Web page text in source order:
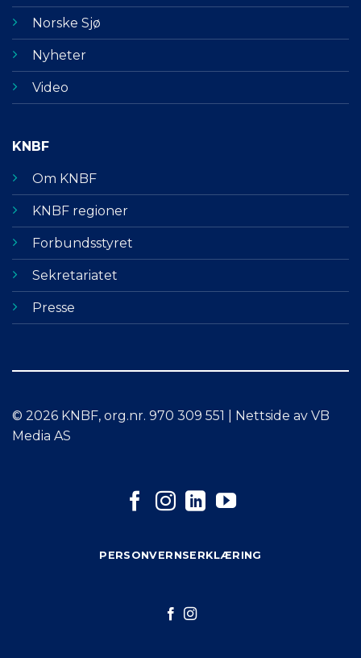
Norske Sjø
Nyheter
Video
KNBF
Om KNBF
KNBF regioner
Forbundsstyret
Sekretariatet
Presse
© 2026 KNBF, org.nr. 970 309 551 | Nettside av VB
Media AS
PERSONVERNSERKLÆRING